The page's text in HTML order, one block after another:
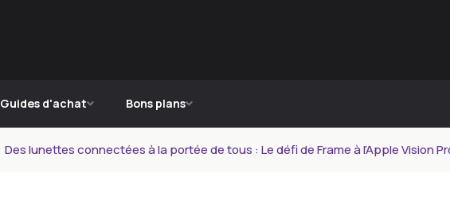
Guides d'achat Bons plans
Des lunettes connectées à la portée de tous : Le défi de Frame à l’Apple Vision